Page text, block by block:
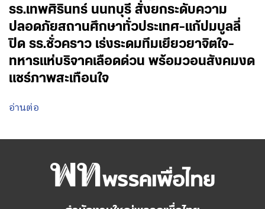
รร.เทพศิรินทร์ นนทบุรี สั่งยกระดับความ
ปลอดภัยสถานศึกษาทั่วประเทศ-แก้ปมบูลลี่
ปิด รร.ชั่วคราว เร่งระดมทีมเยียวยาจิตใจ-
ทหารแห่บริจาคเลือดด่วน พร้อมวอนสังคมงด
แชร์ภาพสะเทือนใจ
อ่านต่อ